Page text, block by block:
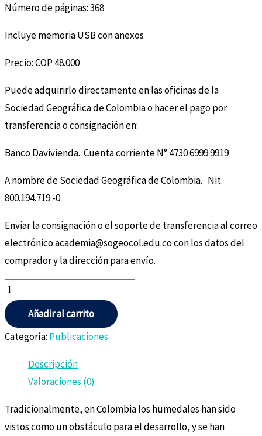
Número de páginas: 368
Incluye memoria USB con anexos
Precio: COP 48.000
Puede adquirirlo directamente en las oficinas de la
Sociedad Geográfica de Colombia o hacer el pago por
transferencia o consignación en:
Banco Davivienda. Cuenta corriente N° 4730 6999 9919
A nombre de Sociedad Geográfica de Colombia. Nit.
800.194.719 -0
Enviar la consignación o el soporte de transferencia al correo
electrónico academia@sogeocol.edu.co con los datos del
comprador y la dirección para envío.
Añadir al carrito
Categoría: Publicaciones
Descripción
Valoraciones (0)
Tradicionalmente, en Colombia los humedales han sido
vistos como un obstáculo para el desarrollo, y se han